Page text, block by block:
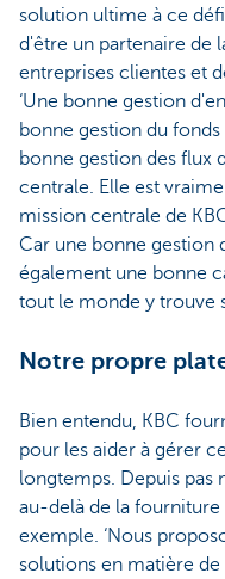
solution ultime à ce
d'être un partenaire de
entreprises clientes et
‘Une bonne gestion
bonne gestion du
bonne gestion des flux
centrale. Elle est
mission centrale de
Car une bonne gestion
également une bonne
tout le monde y trouve
Notre propre
Bien entendu, KBC
pour les aider à gérer
longtemps. Depuis pas
au-delà de la
exemple. ‘Nous
solutions en matière de